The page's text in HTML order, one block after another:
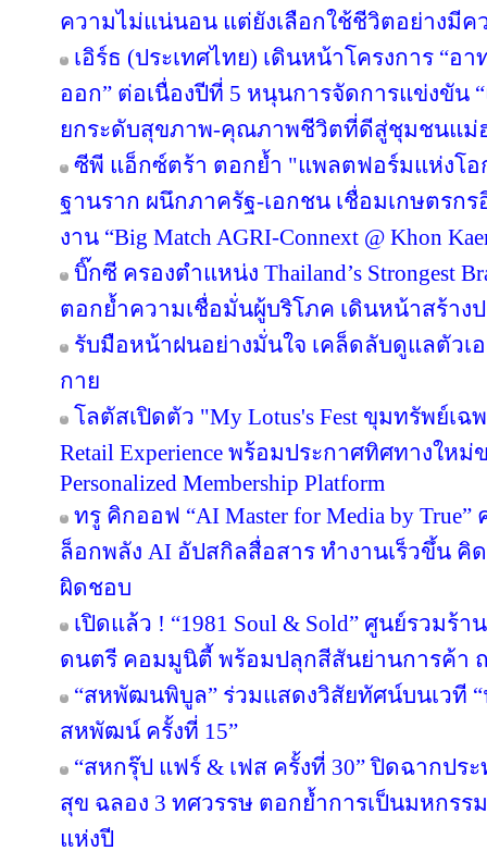
ความไม่แน่นอน แต่ยังเลือกใช้ชีวิตอย่างมีค
เอิร์ธ (ประเทศไทย) เดินหน้าโครงการ “อ
ออก” ต่อเนื่องปีที่ 5 หนุนการจัดการแข่งขัน
ยกระดับสุขภาพ-คุณภาพชีวิตที่ดีสู่ชุมชนแม่
ซีพี แอ็กซ์ตร้า ตอกย้ำ "แพลตฟอร์มแห่งโอ
ฐานราก ผนึกภาครัฐ-เอกชน เชื่อมเกษตรก
งาน “Big Match AGRI-Connext @ Khon
บิ๊กซี ครองตำแหน่ง Thailand’s Strongest
ตอกย้ำความเชื่อมั่นผู้บริโภค เดินหน้าสร้า
รับมือหน้าฝนอย่างมั่นใจ เคล็ดลับดูแลตัวเ
กาย
โลตัสเปิดตัว "My Lotus's Fest ขุมทรัพย์เ
Retail Experience พร้อมประกาศทิศทางใหม่
Personalized Membership Platform
ทรู คิกออฟ “AI Master for Media by
ล็อกพลัง AI อัปสกิลสื่อสาร ทำงานเร็วขึ้น คิ
ผิดชอบ
เปิดแล้ว ! “1981 Soul & Sold” ศูนย์รวม
ดนตรี คอมมูนิตี้ พร้อมปลุกสีสันย่านการค้า
“สหพัฒนพิบูล” ร่วมแสดงวิสัยทัศน์บนเวที
สหพัฒน์ ครั้งที่ 15”
“สหกรุ๊ป แฟร์ & เฟส ครั้งที่ 30” ปิดฉากป
สุข ฉลอง 3 ทศวรรษ ตอกย้ำการเป็นมหกร
แห่งปี